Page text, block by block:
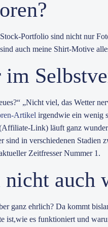
Portfolio sind nicht nur
auch meine Shirt-Motive
im
„Nicht viel, das Wetter
Artikel irgendwie ein wenig
Link) läuft ganz
sind in verschiedenen Stadien
Zeitfresser Nummer 1.
nicht auch
ganz ehrlich? Da kommt
ist,wie es funktioniert und